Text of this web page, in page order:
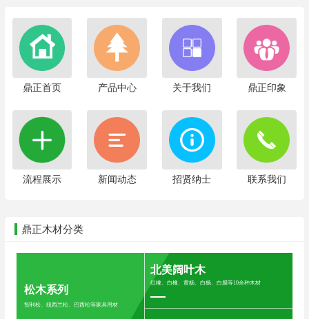
鼎正首页 产品中心 关于我们 鼎正印象
流程展示 新闻动态 招贤纳士 联系我们
鼎正木材分类
松木系列
智利松、纽西兰松、巴西松等家具用材
北美阔叶木
红橡、白橡、黄杨、白杨、白腊等10余种木材